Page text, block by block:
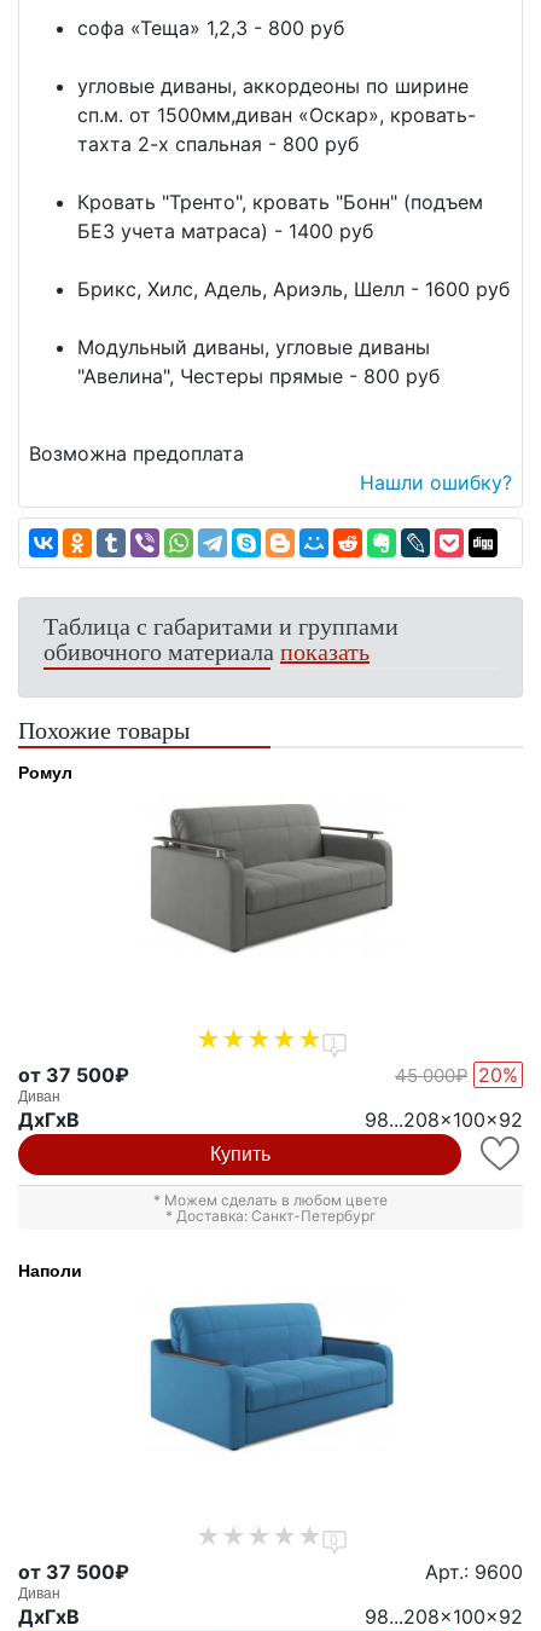
софа «Теща» 1,2,3 - 800 руб
угловые диваны, аккордеоны по ширине
сп.м. от 1500мм,диван «Оскар», кровать-
тахта 2-х спальная - 800 руб
Кровать "Тренто", кровать "Бонн" (подъем
БЕЗ учета матраса) - 1400 руб
Брикс, Хилс, Адель, Ариэль, Шелл - 1600 руб
Модульный диваны, угловые диваны
"Авелина", Честеры прямые - 800 руб
Возможна предоплата
Нашли ошибку?
Таблица с габаритами и группами
обивочного материалапоказать
Похожие товары
Ромул
1
от 37 500₽ 45 000₽ 20%
Диван
ДxГxВ 98...208x100x92
Купить
* Можем сделать в любом цвете
* Доставка: Санкт-Петербург
Наполи
0
от 37 500₽ Арт.: 9600
Диван
ДxГxВ 98...208x100x92